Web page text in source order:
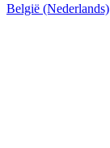
België (Nederlands)